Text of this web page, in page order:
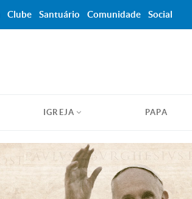
IGREJA PAPA
Clube Santuário Comunidade Social